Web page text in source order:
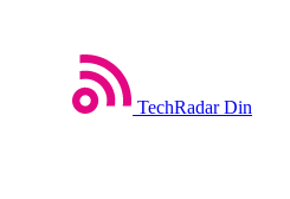
TechRadar Din